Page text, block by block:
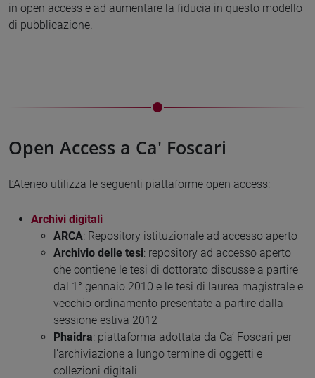
in open access e ad aumentare la fiducia in questo modello
di pubblicazione.
Open Access a Ca' Foscari
L’Ateneo utilizza le seguenti piattaforme open access:
Archivi digitali
ARCA: Repository istituzionale ad accesso aperto
Archivio delle tesi: repository ad accesso aperto
che contiene le tesi di dottorato discusse a partire
dal 1° gennaio 2010 e le tesi di laurea magistrale e
vecchio ordinamento presentate a partire dalla
sessione estiva 2012
Phaidra: piattaforma adottata da Ca’ Foscari per
l’archiviazione a lungo termine di oggetti e
collezioni digitali